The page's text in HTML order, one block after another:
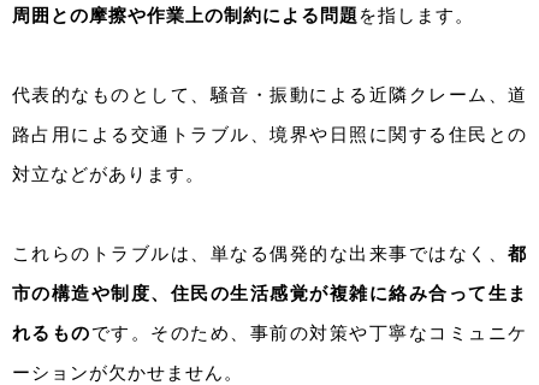
周囲との摩擦や作業上の制約による問題 を指します。
代表的なものとして、騒音・振動による近隣クレーム、道
路占用による交通トラブル、境界や日照に関する住民との
対立などがあります。
これらのトラブルは、単なる偶発的な出来事ではなく、 都
市の構造や制度、住民の生活感覚が複雑に絡み合って生ま
れるものです。そのため、事前の対策や丁寧なコミュニケ
ーションが欠かせません。